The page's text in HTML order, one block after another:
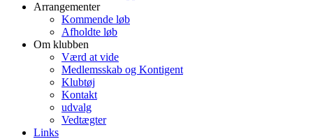
Arrangementer
Kommende løb
Afholdte løb
Om klubben
Værd at vide
Medlemsskab og Kontigent
Klubtøj
Kontakt
udvalg
Vedtægter
Links